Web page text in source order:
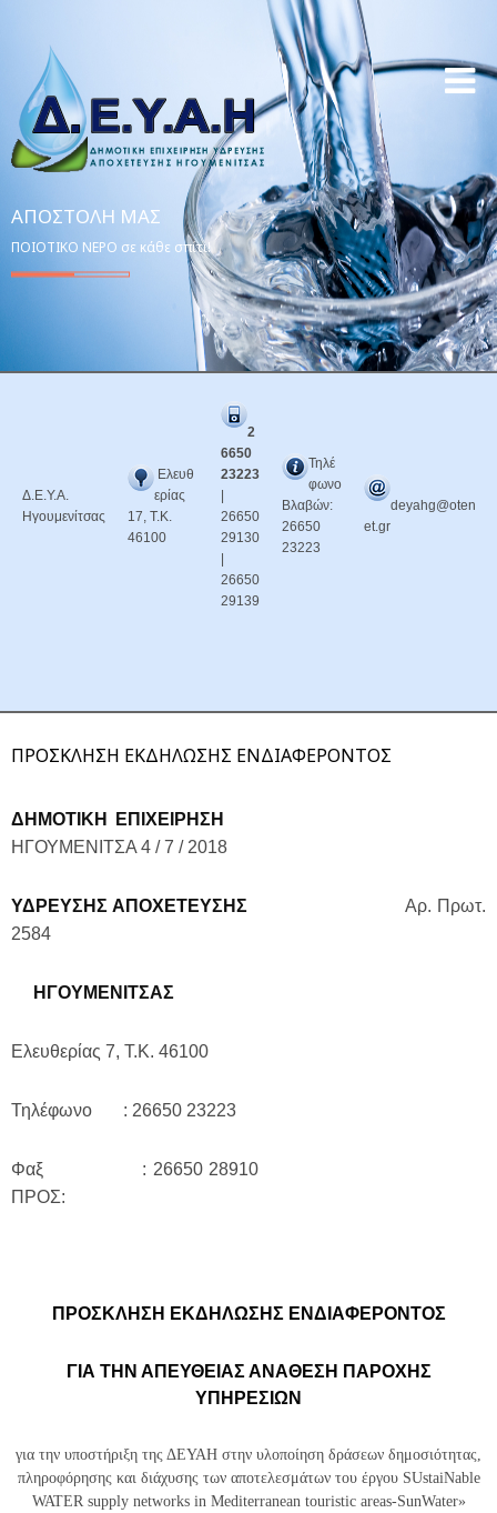
ΑΠΟΣΤΟΛΉ ΜΑΣ
ΠΟΙΟΤΙΚΟ ΝΕΡΟ σε κάθε σπίτι!
Δ.Ε.Υ.Α.
Ηγουμενίτσας
Ελευθ
ερίας
17, Τ.Κ.
46100
2
6650
23223
26650
29130
26650
29139
Τηλέ
φωνο
Βλαβών:
26650
23223
deyahg@oten
et.gr
ΠΡΟΣΚΛΗΣΗ ΕΚΔΗΛΩΣΗΣ ΕΝΔΙΑΦΕΡΟΝΤΟΣ
ΔΗΜΟΤΙΚΗ ΕΠΙΧΕΙΡΗΣΗ
ΗΓΟΥΜΕΝΙΤΣΑ 4 / 7 / 2018
ΥΔΡΕΥΣΗΣ ΑΠΟΧΕΤΕΥΣΗΣΑρ. Πρωτ.
2584
ΗΓΟΥΜΕΝΙΤΣΑΣ
Ελευθερίας 7, Τ.Κ. 46100
Τηλέφωνο : 26650 23223
Φαξ : 26650 28910
ΠΡΟΣ:
ΠΡΟΣΚΛΗΣΗ ΕΚΔΗΛΩΣΗΣ ΕΝΔΙΑΦΕΡΟΝΤΟΣ
ΓΙΑ ΤΗΝ ΑΠΕΥΘΕΙΑΣ ΑΝΑΘΕΣΗ ΠΑΡΟΧΗΣ
ΥΠΗΡΕΣΙΩΝ
για την υποστήριξη της ΔΕΥΑΗ στην υλοποίηση δράσεων δημοσιότητας,
πληροφόρησης και διάχυσης των αποτελεσμάτων του έργου SUstaiNable
WATER supply networks in Mediterranean touristic areas-SunWater»